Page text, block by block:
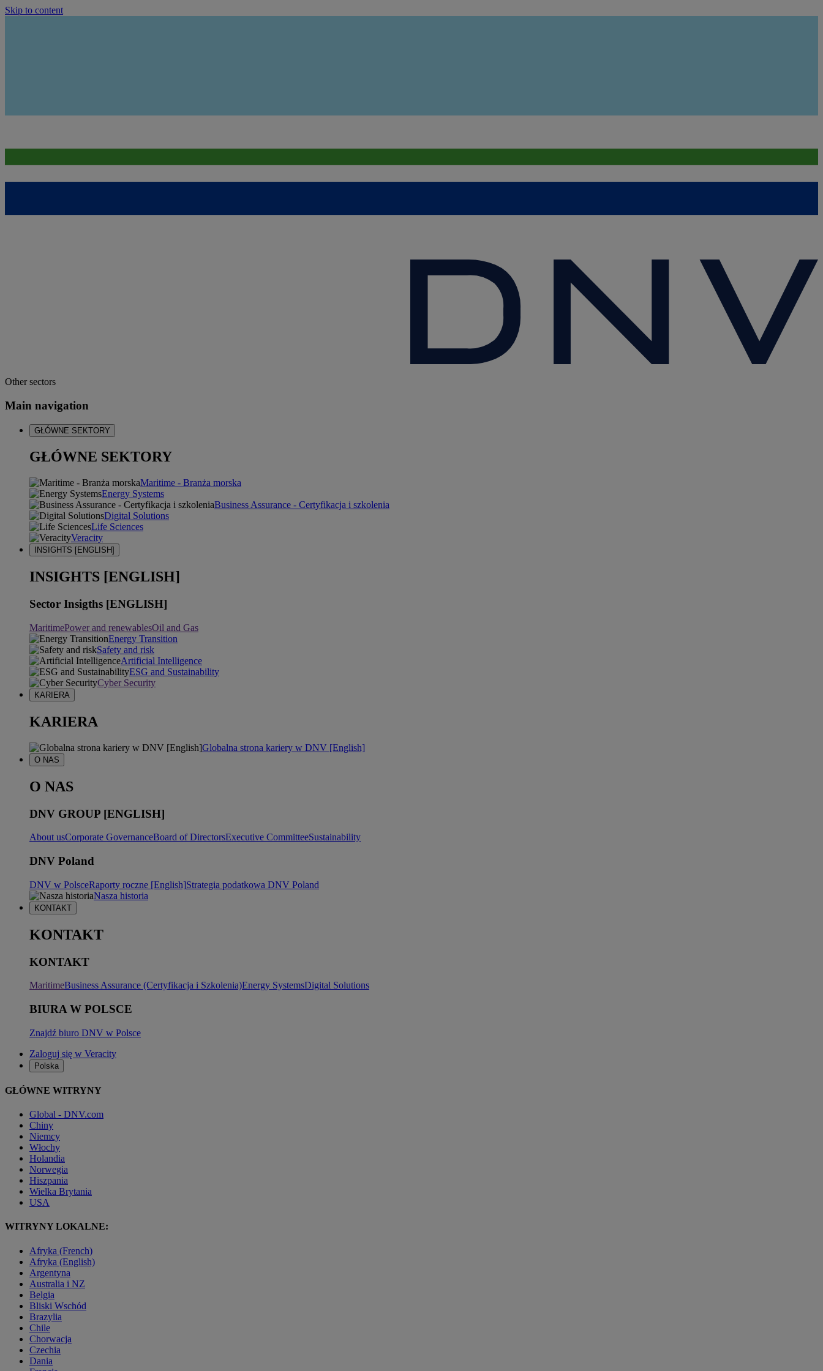
Skip to content
Other sectors
Main navigation
GŁÓWNE SEKTORY
GŁÓWNE SEKTORY
Maritime - Branża morska
Energy Systems
Business Assurance - Certyfikacja i szkolenia
Digital Solutions
Life Sciences
Veracity
INSIGHTS [ENGLISH]
INSIGHTS [ENGLISH]
Sector Insigths [ENGLISH]
MaritimePower and renewablesOil and Gas
Energy Transition
Safety and risk
Artificial Intelligence
ESG and Sustainability
Cyber Security
KARIERA
KARIERA
Globalna strona kariery w DNV [English]
O NAS
O NAS
DNV GROUP [ENGLISH]
About usCorporate GovernanceBoard of DirectorsExecutive CommitteeSustainability
DNV Poland
DNV w PolsceRaporty roczne [English]Strategia podatkowa DNV Poland
Nasza historia
KONTAKT
KONTAKT
KONTAKT
MaritimeBusiness Assurance (Certyfikacja i Szkolenia)Energy SystemsDigital Solutions
BIURA W POLSCE
Znajdź biuro DNV w Polsce
Zaloguj się w Veracity
Polska
GŁÓWNE WITRYNY
Global - DNV.com
Chiny
Niemcy
Włochy
Holandia
Norwegia
Hiszpania
Wielka Brytania
USA
WITRYNY LOKALNE:
Afryka (French)
Afryka (English)
Argentyna
Australia i NZ
Belgia
Bliski Wschód
Brazylia
Chile
Chorwacja
Czechia
Dania